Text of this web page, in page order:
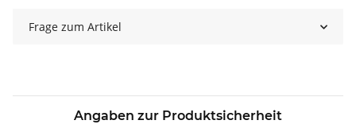
Frage zum Artikel
Angaben zur Produktsicherheit